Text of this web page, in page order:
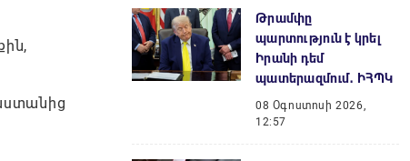
Թրամփը
պարտություն է կրել
Իրանի դեմ
պատերազմում․ ԻՀՊԿ
08 Օգոստոսի 2026,
12:57